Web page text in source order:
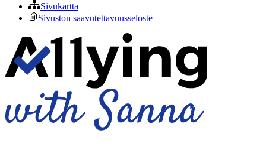
Sivukartta
Sivuston saavutettavuusseloste